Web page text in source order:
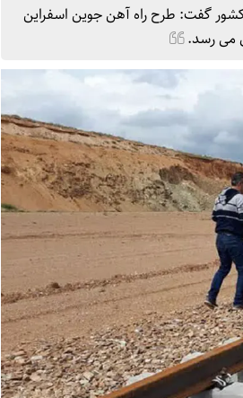
گفت: طرح راه آهن جوین اسفراین